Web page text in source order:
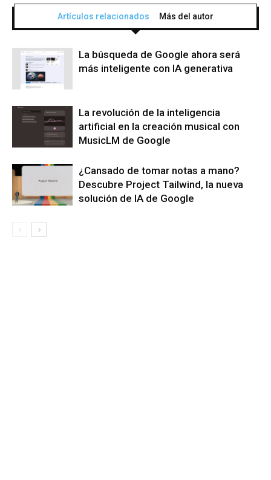
Artículos relacionados Más del autor
La búsqueda de Google ahora será
más inteligente con IA generativa
La revolución de la inteligencia
artificial en la creación musical con
MusicLM de Google
¿Cansado de tomar notas a mano?
Descubre Project Tailwind, la nueva
solución de IA de Google